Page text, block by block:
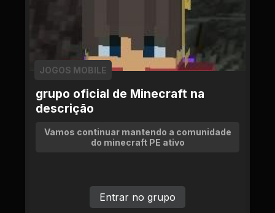
grupo oficial de Minecraft na
descrição
JOGOS MOBILE
Vamos continuar mantendo a comunidade
do minecraft PE ativo
Entrar no grupo